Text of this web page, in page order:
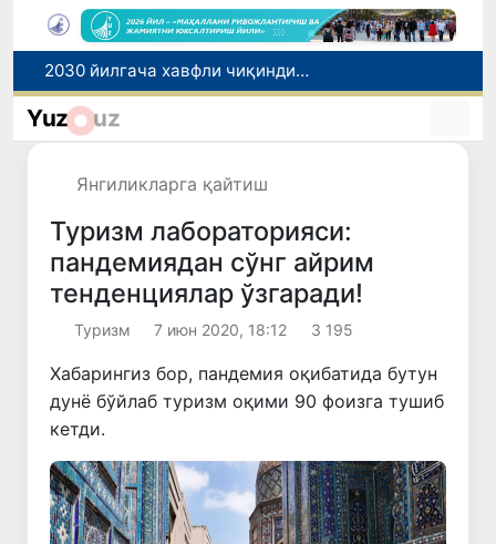
2030 йилгача хавфли чиқиндиларни қайта ишлаш даражаси 20 фоизга етказилади
Ўзбекистон илк бор Халқаро информатика олимпиадаси — IOI 2026га мезбонлик қилади
Yuz uz
Янгиликларга қайтиш
Туризм лабораторияси:
пандемиядан сўнг айрим
тенденциялар ўзгаради!
Туризм 7 июн 2020, 18:12 3 195
Хабарингиз бор, пандемия оқибатида бутун
дунё бўйлаб туризм оқими 90 фоизга тушиб
кетди.